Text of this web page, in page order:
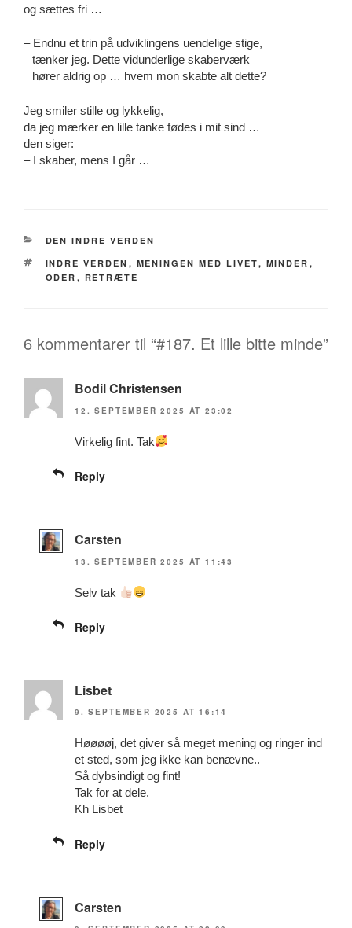
og sættes fri …
– Endnu et trin på udviklingens uendelige stige,
tænker jeg. Dette vidunderlige skaberværk
hører aldrig op … hvem mon skabte alt dette?
Jeg smiler stille og lykkelig,
da jeg mærker en lille tanke fødes i mit sind …
den siger:
– I skaber, mens I går …
CATEGORIES
DEN INDRE VERDEN
TAGS
INDRE VERDEN , MENINGEN MED LIVET, MINDER ,
ODER , RETRÆTE
6 kommentarer til “#187. Et lille bitte minde”
Bodil Christensen
12. SEPTEMBER 2025 AT 23:02
Virkelig fint. Tak
Reply
Carsten
13. SEPTEMBER 2025 AT 11:43
Selv tak
Reply
Lisbet
9. SEPTEMBER 2025 AT 16:14
Høøøøj, det giver så meget mening og ringer ind
et sted, som jeg ikke kan benævne..
Så dybsindigt og fint!
Tak for at dele.
Kh Lisbet
Reply
Carsten